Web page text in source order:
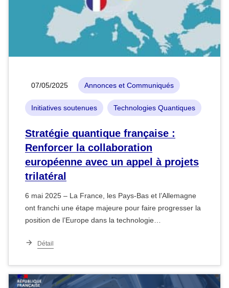
07/05/2025 Annonces et Communiqués
Initiatives soutenues Technologies Quantiques
Stratégie quantique française :
Renforcer la collaboration
européenne avec un appel à projets
trilatéral
6 mai 2025 – La France, les Pays-Bas et l’Allemagne
ont franchi une étape majeure pour faire progresser la
position de l’Europe dans la technologie…
Détail